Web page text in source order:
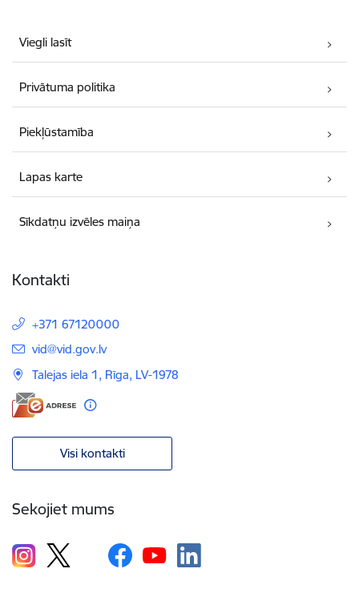
Viegli lasīt
Privātuma politika
Piekļūstamība
Lapas karte
Sīkdatņu izvēles maiņa
Kontakti
+371 67120000
E-pasts:
vid@vid.gov.lv
Talejas iela 1, Rīga, LV-1978
Visi kontakti
Sekojiet mums